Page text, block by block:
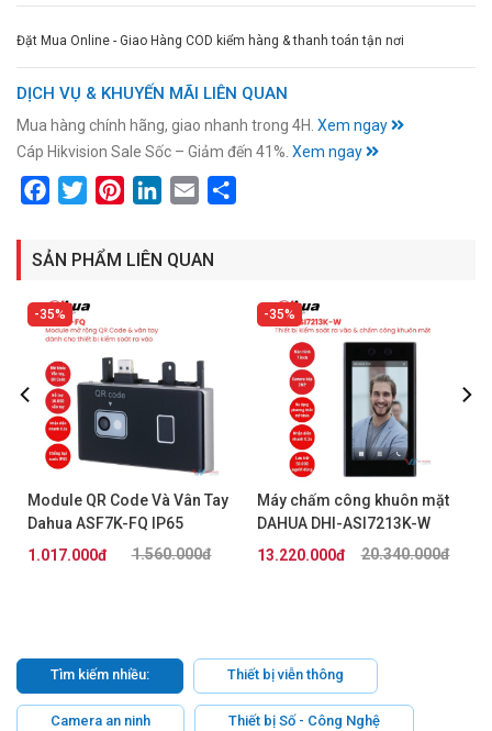
Đặt Mua Online - Giao Hàng COD kiểm hàng & thanh toán tận nơi
DỊCH VỤ & KHUYẾN MÃI LIÊN QUAN
Mua hàng chính hãng, giao nhanh trong 4H. Xem ngay
Cáp Hikvision Sale Sốc – Giảm đến 41%. Xem ngay
FacebookTwitterPinterestLinkedIn
Email
SẢN PHẨM LIÊN QUAN
35%
Module QR Code Và Vân Tay
Dahua ASF7K-FQ IP65
1.560.000đ
1.017.000đ
35%
Máy chấm công khuôn mặt
DAHUA DHI-ASI7213K-W
20.340.000đ
13.220.000đ
Tìm kiếm nhiều: Thiết bị viễn thông
Camera an ninh Thiết bị Số - Công Nghệ